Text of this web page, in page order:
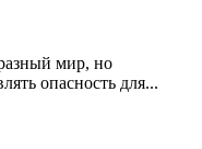
мир, но
опасность для...